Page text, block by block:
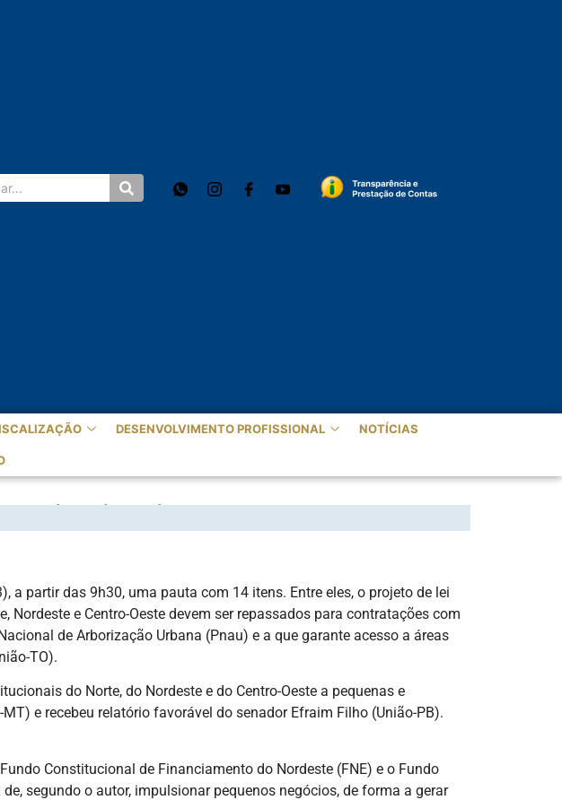
DESENVOLVIMENTO PROFISSIONAL NOTÍCIAS
a pequenas empresas
a partir das 9h30, uma pauta com 14 itens. Entre eles, o projeto de lei
e Centro-Oeste devem ser repassados para contratações com
de Arborização Urbana (Pnau) e a que garante acesso a áreas
TO).
do Norte, do Nordeste e do Centro-Oeste a pequenas e
e recebeu relatório favorável do senador Efraim Filho (União-PB).
Constitucional de Financiamento do Nordeste (FNE) e o Fundo
segundo o autor, impulsionar pequenos negócios, de forma a gerar